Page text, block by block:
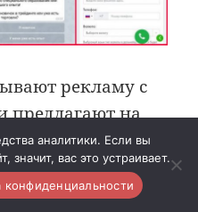
рекламу с
предлагают на
аналитики. Если вы
значит, вас это устраивает.
конфиденциальности